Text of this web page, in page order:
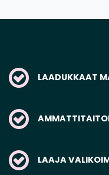
LAADUKKAAT
LAAJA